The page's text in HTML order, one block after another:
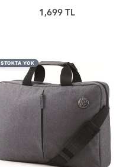
Q KLAVYE
1,699 TL
STOKTA YOK